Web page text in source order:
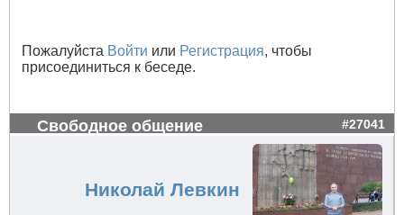
Пожалуйста Войти или Регистрация, чтобы
присоединиться к беседе.
Свободное общение #27041
Николай Левкин